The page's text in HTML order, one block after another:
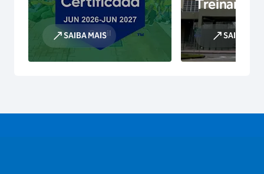
SAIBA MAIS SAIBA